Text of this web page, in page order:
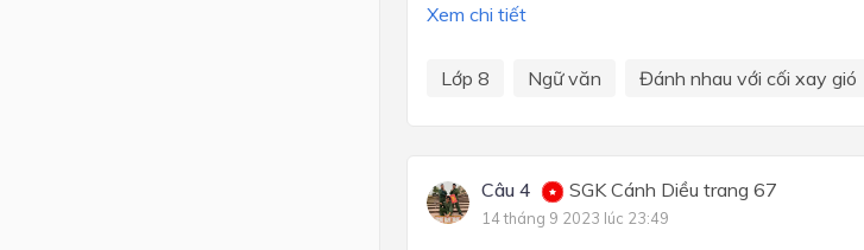
Xem chi tiết
Lớp 8 Ngữ văn Đánh nhau với cối xay gió
Câu 4 SGK Cánh Diều trang 67
14 tháng 9 2023 lúc 23:49